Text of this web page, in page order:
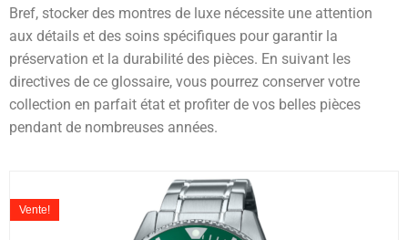
Bref, stocker des montres de luxe nécessite une attention
aux détails et des soins spécifiques pour garantir la
préservation et la durabilité des pièces. En suivant les
directives de ce glossaire, vous pourrez conserver votre
collection en parfait état et profiter de vos belles pièces
pendant de nombreuses années.
Vente!